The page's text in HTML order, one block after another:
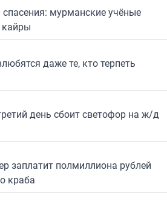
мурманские учёные
кайры
даже те, кто терпеть
день сбоит светофор на ж/д
заплатит полмиллиона рублей
краба